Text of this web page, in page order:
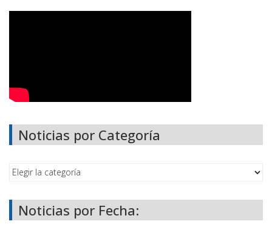
Noticias por Categoría
Noticias por Fecha: